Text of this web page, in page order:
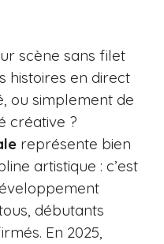
scène sans filet
histoires en direct
ou simplement de
créative ?
représente bien
artistique : c’est
débutants
En 2025,